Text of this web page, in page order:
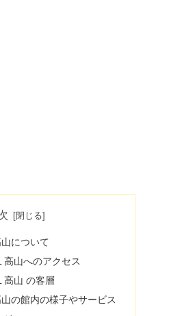
について
高山へのアクセス
高山 の客層
の館内の様子やサービス